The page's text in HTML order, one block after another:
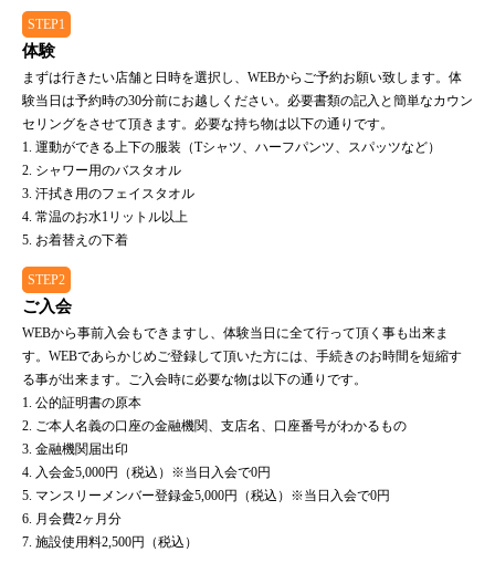
STEP1
体験
まずは行きたい店舗と日時を選択し、WEBからご予約お願い致します。体
験当日は予約時の30分前にお越しください。必要書類の記入と簡単なカウン
セリングをさせて頂きます。必要な持ち物は以下の通りです。
1. 運動ができる上下の服装（Tシャツ、ハーフパンツ、スパッツなど）
2. シャワー用のバスタオル
3. 汗拭き用のフェイスタオル
4. 常温のお水1リットル以上
5. お着替えの下着
STEP2
ご入会
WEBから事前入会もできますし、体験当日に全て行って頂く事も出来ま
す。WEBであらかじめご登録して頂いた方には、手続きのお時間を短縮す
る事が出来ます。ご入会時に必要な物は以下の通りです。
1. 公的証明書の原本
2. ご本人名義の口座の金融機関、支店名、口座番号がわかるもの
3. 金融機関届出印
4. 入会金5,000円（税込）※当日入会で0円
5. マンスリーメンバー登録金5,000円（税込）※当日入会で0円
6. 月会費2ヶ月分
7. 施設使用料2,500円（税込）